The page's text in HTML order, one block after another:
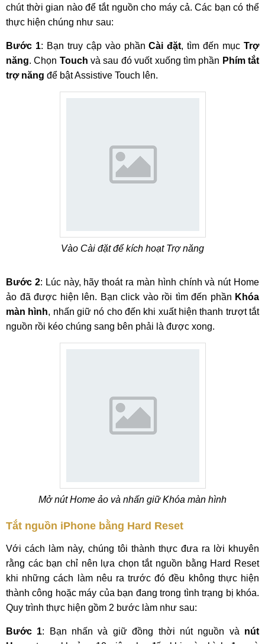
chút thời gian nào để tắt nguồn cho máy cả. Các bạn có thể
thực hiện chúng như sau:
Bước 1: Bạn truy cập vào phần Cài đặt, tìm đến mụcTrợ
năng. Chọn Touch và sau đó vuốt xuống tìm phần Phím tắt
trợ năng để bật Assistive Touch lên.
Vào Cài đặt để kích hoạt Trợ năng
Bước 2: Lúc này, hãy thoát ra màn hình chính và nút Home
ảo đã được hiện lên. Bạn click vào rồi tìm đến phần Khóa
màn hình, nhấn giữ nó cho đến khi xuất hiện thanh trượt tắt
nguồn rồi kéo chúng sang bên phải là được xong.
Mở nút Home ảo và nhấn giữ Khóa màn hình
Tắt nguồn iPhone bằng Hard Reset
Với cách làm này, chúng tôi thành thực đưa ra lời khuyên
rằng các bạn chỉ nên lựa chọn tắt nguồn bằng Hard Reset
khi những cách làm nêu ra trước đó đều không thực hiện
thành công hoặc máy của bạn đang trong tình trạng bị khóa.
Quy trình thực hiện gồm 2 bước làm như sau:
Bước 1: Bạn nhấn và giữ đồng thời nút nguồn và nút